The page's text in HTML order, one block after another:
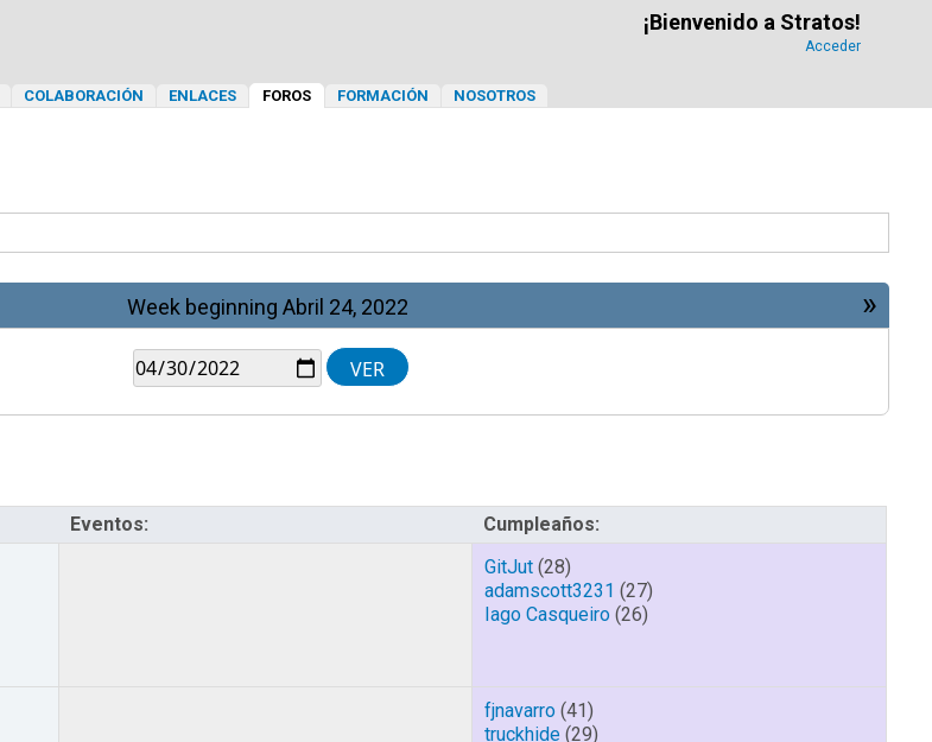
¡Bienvenido a Stratos!
Acceder
COLABORACIÓN ENLACES FOROS FORMACIÓN NOSOTROS
»
Week beginning Abril 24, 2022
Eventos:
Cumpleaños:
GitJut (28)
adamscott3231 (27)
Iago Casqueiro (26)
fjnavarro (41)
truckhide (29)